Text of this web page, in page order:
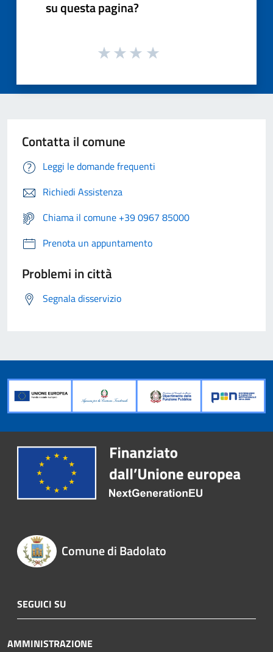
su questa pagina?
Contatta il comune
Leggi le domande frequenti
Richiedi Assistenza
Chiama il comune +39 0967 85000
Prenota un appuntamento
Problemi in città
Segnala disservizio
Comune di Badolato
SEGUICI SU
AMMINISTRAZIONE